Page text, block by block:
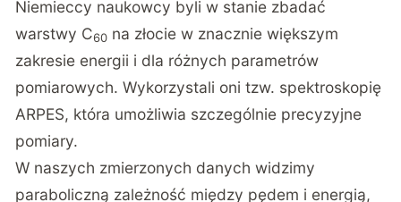
Niemieccy naukowcy byli w stanie zbadać
warstwy C60 na złocie w znacznie większym
zakresie energii i dla różnych parametrów
pomiarowych. Wykorzystali oni tzw. spektroskopię
ARPES, która umożliwia szczególnie precyzyjne
pomiary.
W naszych zmierzonych danych widzimy
paraboliczną zależność między pędem i energią,